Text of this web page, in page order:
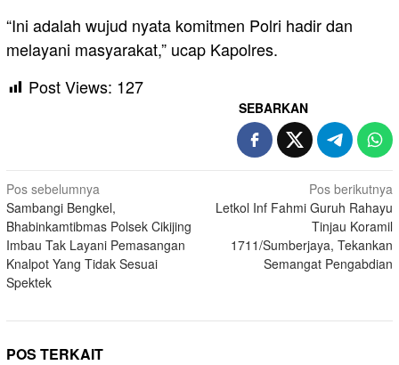
“Ini adalah wujud nyata komitmen Polri hadir dan
melayani masyarakat,” ucap Kapolres.
Post Views: 127
SEBARKAN
Navigasi
pos
Pos sebelumnya
Sambangi Bengkel,
Bhabinkamtibmas Polsek Cikijing
Imbau Tak Layani Pemasangan
Knalpot Yang Tidak Sesuai
Spektek
Pos berikutnya
Letkol Inf Fahmi Guruh Rahayu
Tinjau Koramil
1711/Sumberjaya, Tekankan
Semangat Pengabdian
POS TERKAIT